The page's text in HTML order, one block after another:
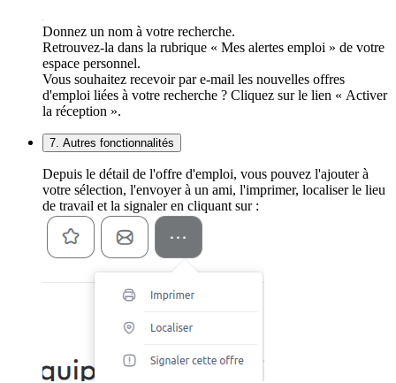
Donnez un nom à votre recherche.
Retrouvez-la dans la rubrique « Mes alertes emploi » de votre
espace personnel.
Vous souhaitez recevoir par e-mail les nouvelles offres
d'emploi liées à votre recherche ? Cliquez sur le lien « Activer
la réception ».
7. Autres fonctionnalités
Depuis le détail de l'offre d'emploi, vous pouvez l'ajouter à
votre sélection, l'envoyer à un ami, l'imprimer, localiser le lieu
de travail et la signaler en cliquant sur :